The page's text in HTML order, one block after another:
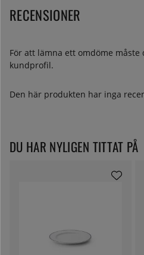
RECENSIONER
För att lämna ett omdöme måste
kundprofil.
Den här produkten har inga
DU HAR NYLIGEN TITTAT PÅ